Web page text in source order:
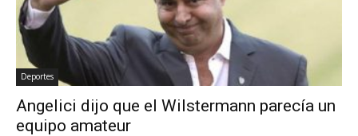
Deportes
Angelici dijo que el Wilstermann parecía un
equipo amateur